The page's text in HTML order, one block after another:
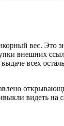
вес. Это
внешних
всех
видеть на